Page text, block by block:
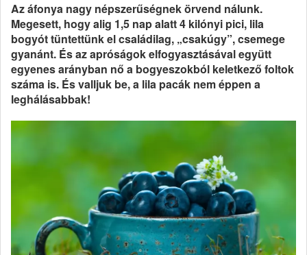
Az áfonya nagy népszerűségnek örvend nálunk.
Megesett, hogy alig 1,5 nap alatt 4 kilónyi pici, lila
bogyót tüntettünk el családilag, „csakúgy”, csemege
gyanánt. És az apróságok elfogyasztásával együtt
egyenes arányban nő a bogyeszokból keletkező foltok
száma is. És valljuk be, a lila pacák nem éppen a
leghálásabbak!